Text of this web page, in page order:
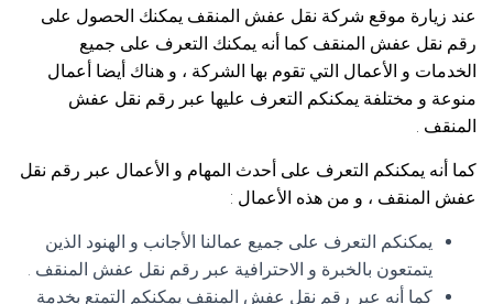
عند زيارة موقع شركة نقل عفش المنقف يمكنك الحصول على
رقم نقل عفش المنقف كما أنه يمكنك التعرف على جميع
الخدمات و الأعمال التي تقوم بها الشركة ، و هناك أيضا أعمال
منوعة و مختلفة يمكنكم التعرف عليها عبر رقم نقل عفش
المنقف .
كما أنه يمكنكم التعرف على أحدث المهام و الأعمال عبر رقم نقل
عفش المنقف ، و من هذه الأعمال :
يمكنكم التعرف على جميع عمالنا الأجانب و الهنود الذين
يتمتعون بالخبرة و الاحترافية عبر رقم نقل عفش المنقف .
كما أنه عبر رقم نقل عفش المنقف يمكنكم التمتع بخدمة